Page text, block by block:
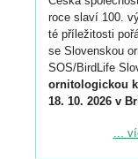
roce slaví 100.
té příležitosti
se Slovenskou
SOS/BirdLife
ornitologickou
18. 10. 2026 v
Podrobnější
...